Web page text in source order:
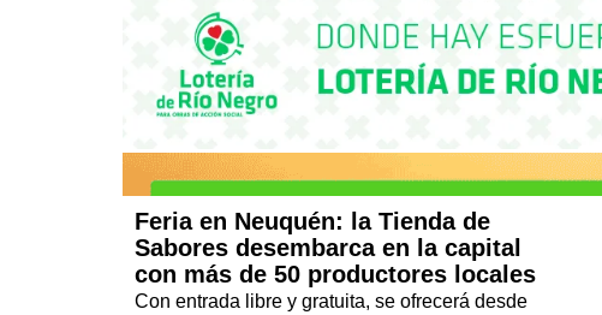
Feria en Neuquén: la Tienda de
Sabores desembarca en la capital
con más de 50 productores locales
Con entrada libre y gratuita, se ofrecerá desde